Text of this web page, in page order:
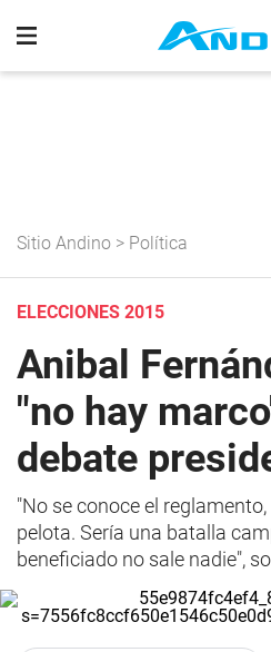
Sitio Andino > Política
ELECCIONES 2015
Anibal
"no hay
debate
"No se conoce el
pelota. Sería una batalla
beneficiado no sale nadie",